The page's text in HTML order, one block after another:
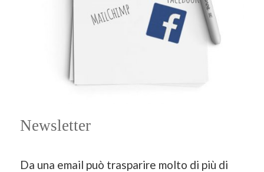
Newsletter
Da una email può trasparire molto di più di